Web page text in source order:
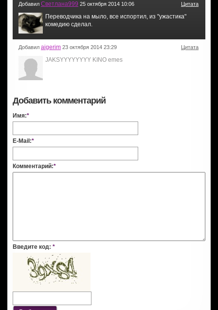
Добавил Светлана999 25 октября 2014 10:06 Цитата
Переводчика на мыло, все испортил, из "ужастика"
комедию сделал.
Добавил aigerim 23 октября 2014 23:29 Цитата
JAKSYYYYYYYY KINO emes
Добавить комментарий
Имя:*
E-Mail:*
Комментарий:*
Введите код: *